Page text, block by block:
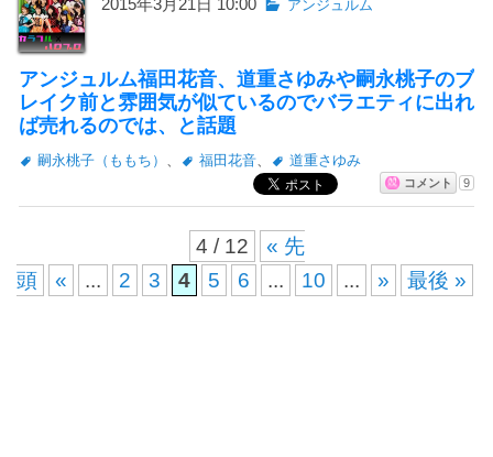
アンジュルム
アンジュルム福田花音、道重さゆみや嗣永桃子のブ
レイク前と雰囲気が似ているのでバラエティに出れ
ば売れるのでは、と話題
嗣永桃子（ももち） 福田花音、 道重さゆみ
コメント 9
4 / 12
« 先
頭
« ... 2 3 4 5 6 ... 10 ... » 最後 »